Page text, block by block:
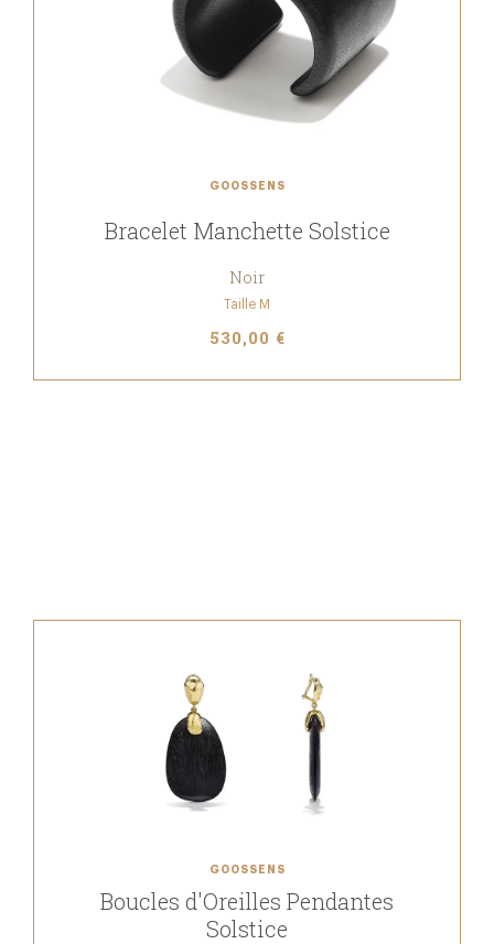
GOOSSENS
Bracelet Manchette Solstice
Noir
Taille M
530,00 €
GOOSSENS
Boucles d'Oreilles Pendantes
Solstice